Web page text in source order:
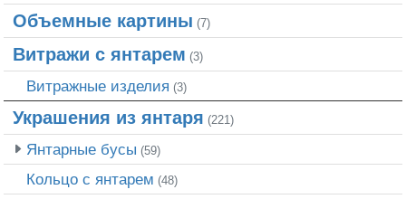
Объемные картины (7)
Витражи с янтарем (3)
Витражные изделия (3)
Украшения из янтаря (221)
Янтарные бусы (59)
Кольцо с янтарем (48)